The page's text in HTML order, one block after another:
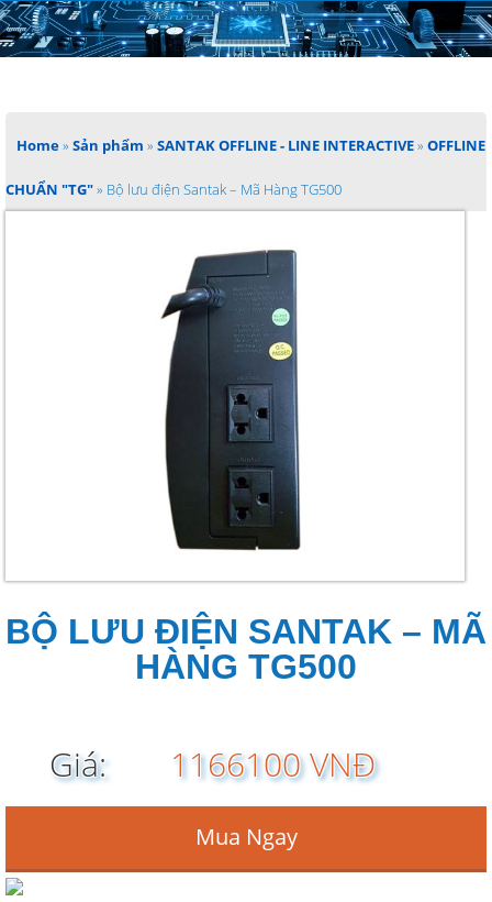
Home» Sản phẩm » SANTAK OFFLINE - LINE INTERACTIVE» OFFLINE
CHUẨN "TG"» Bộ lưu điện Santak – Mã Hàng TG500
BỘ LƯU ĐIỆN SANTAK – MÃ
HÀNG TG500
Giá: 1166100 VNĐ
Mua Ngay